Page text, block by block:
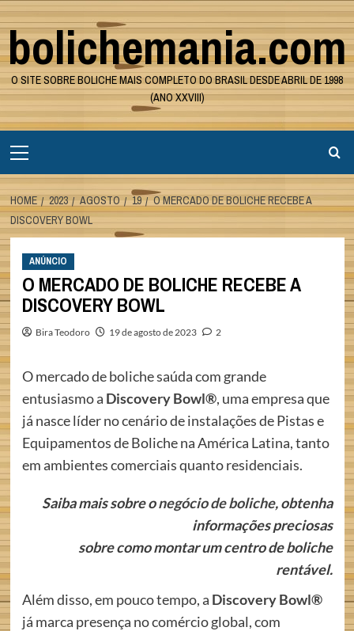
Skip
to
content
bolichemania.com
O SITE SOBRE BOLICHE MAIS COMPLETO DO BRASIL DESDE ABRIL DE 1998
(ANO XXVIII)
Menu
HOME 2023 AGOSTO 19
O MERCADO DE BOLICHE RECEBE A
DISCOVERY BOWL
ANÚNCIO
O MERCADO DE BOLICHE RECEBE A
DISCOVERY BOWL
Bira Teodoro 19 de agosto de 2023 2
O mercado de boliche saúda com grande
entusiasmo a Discovery Bowl®, uma empresa que
já nasce líder no cenário de instalações de Pistas e
Equipamentos de Boliche na América Latina, tanto
em ambientes comerciais quanto residenciais.
Saiba mais sobre onegócio de boliche, obtenha
informações preciosas
sobre como montar um centro de boliche
rentável.
Além disso, em pouco tempo, a Discovery Bowl®
já marca presença no comércio global, com